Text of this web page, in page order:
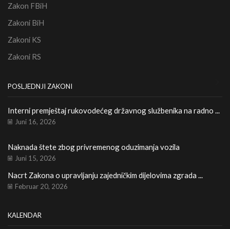
Zakon FBiH
Zakoni BiH
Zakoni KS
Zakoni RS
POSLJEDNJI ZAKONI
Interni premještaj rukovodećeg državnog službenika na radno ...
Juni 16, 2026
Naknada štete zbog privremenog oduzimanja vozila
Juni 15, 2026
Nacrt Zakona o upravljanju zajedničkim dijelovima zgrada ...
Februar 20, 2026
KALENDAR